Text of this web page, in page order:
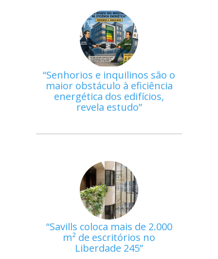
Senhorios e inquilinos são o
maior obstáculo à eficiência
energética dos edifícios,
revela estudo
Savills coloca mais de 2.000
m² de escritórios no
Liberdade 245